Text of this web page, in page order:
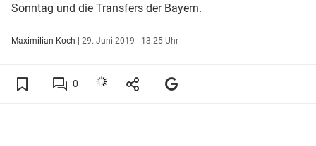
Sonntag und die Transfers der Bayern.
Maximilian Koch | 29. Juni 2019 - 13:25 Uhr
0